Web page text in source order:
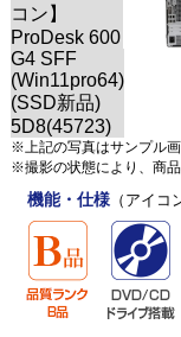
※上記の写真はサンプル
※撮影の状態により、商
機能・仕様（アイコ